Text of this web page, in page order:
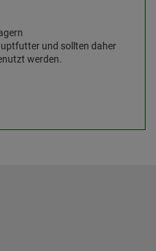
und sollten daher
werden.